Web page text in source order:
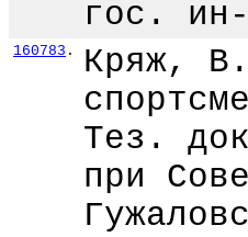
гос.
160783 .
Кряж,
Тез.
при